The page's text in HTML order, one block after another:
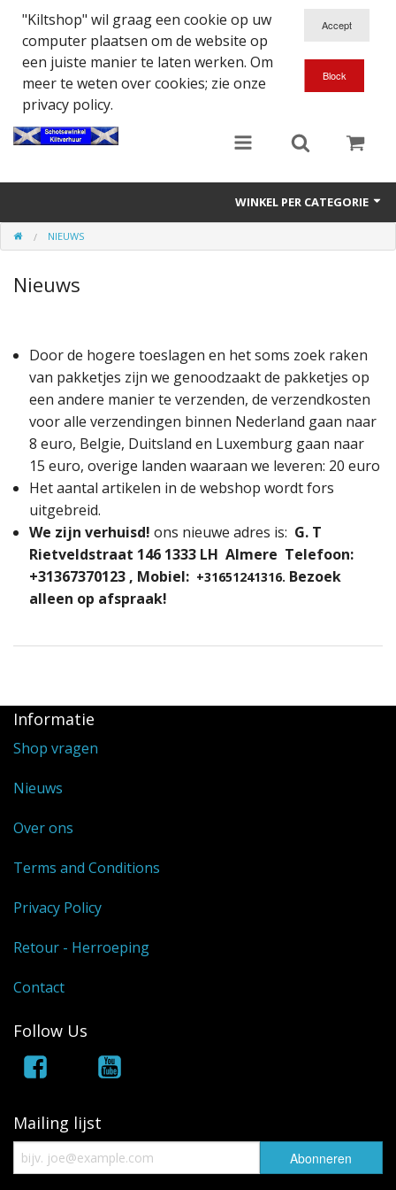
"Kiltshop" wil graag een cookie op uw
computer plaatsen om de website op
een juiste manier te laten werken. Om
meer te weten over cookies; zie onze
privacy policy.
WINKEL PER CATEGORIE
Accessoires
Doedelzakspeler
Kilt - Kleding
Highland Titles
Verhuur
AFGEPRIJST - UITVERKOOP
NIEUWS
Nieuws
Door de hogere toeslagen en het soms zoek raken
van pakketjes zijn we genoodzaakt de pakketjes op
een andere manier te verzenden, de verzendkosten
voor alle verzendingen binnen Nederland gaan naar
8 euro, Belgie, Duitsland en Luxemburg gaan naar
15 euro, overige landen waaraan we leveren: 20 euro
Het aantal artikelen in de webshop wordt fors
uitgebreid.
We zijn verhuisd! ons nieuwe adres is: G. T
Rietveldstraat 146 1333 LH Almere Telefoon:
+31367370123 , Mobiel: +31651241316. Bezoek
alleen op afspraak!
Informatie
Shop vragen
Nieuws
Over ons
Terms and Conditions
Privacy Policy
Retour - Herroeping
Contact
Follow Us
Mailing lijst